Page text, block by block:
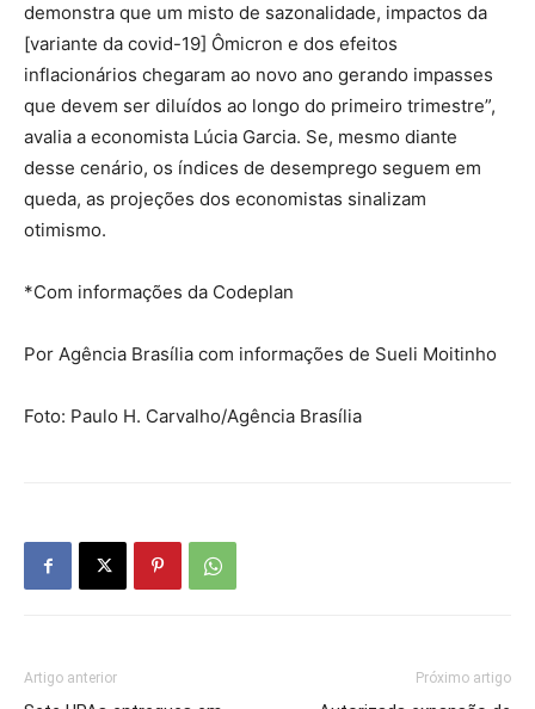
demonstra que um misto de sazonalidade, impactos da
[variante da covid-19] Ômicron e dos efeitos
inflacionários chegaram ao novo ano gerando impasses
que devem ser diluídos ao longo do primeiro trimestre”,
avalia a economista Lúcia Garcia. Se, mesmo diante
desse cenário, os índices de desemprego seguem em
queda, as projeções dos economistas sinalizam
otimismo.
*Com informações da Codeplan
Por Agência Brasília com informações de Sueli Moitinho
Foto: Paulo H. Carvalho/Agência Brasília
Artigo anterior Próximo artigo